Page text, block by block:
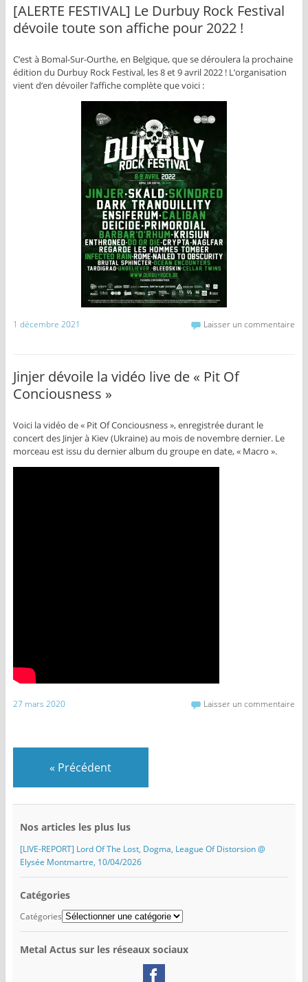
[ALERTE FESTIVAL] Le Durbuy Rock Festival
dévoile toute son affiche pour 2022 !
C’est à Bomal-Sur-Ourthe, en Belgique, que se déroulera la prochaine
édition du Durbuy Rock Festival, les 8 et 9 avril 2022 ! L’organisation
vient d’en dévoiler l’affiche complète que voici :
1 décembre 2021 Laisser un commentaire
Jinjer dévoile la vidéo live de « Pit Of
Conciousness »
Voici la vidéo de « Pit Of Conciousness », enregistrée durant le
concert des Jinjer à Kiev (Ukraine) au mois de novembre dernier. Le
morceau est issu du dernier album du groupe en date, « Macro ».
27 mars 2020 Laisser un commentaire
« Précédent
Nos articles les plus lus
[LIVE-REPORT] Lord Of The Lost, Dogma, League Of Distorsion @
Elysée Montmartre, 10/04/2026
Catégories
Catégories
Metal Actus sur les réseaux sociaux